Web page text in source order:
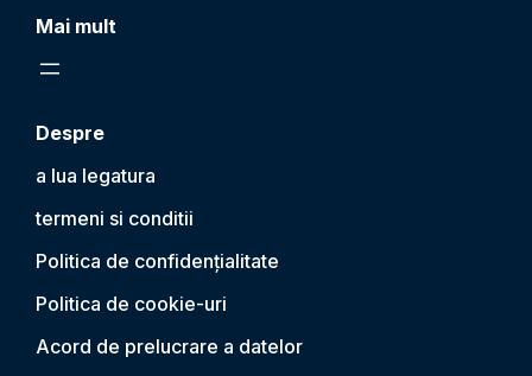
Mai mult
Despre
a lua legatura
termeni si conditii
Politica de confidențialitate
Politica de cookie-uri
Acord de prelucrare a datelor